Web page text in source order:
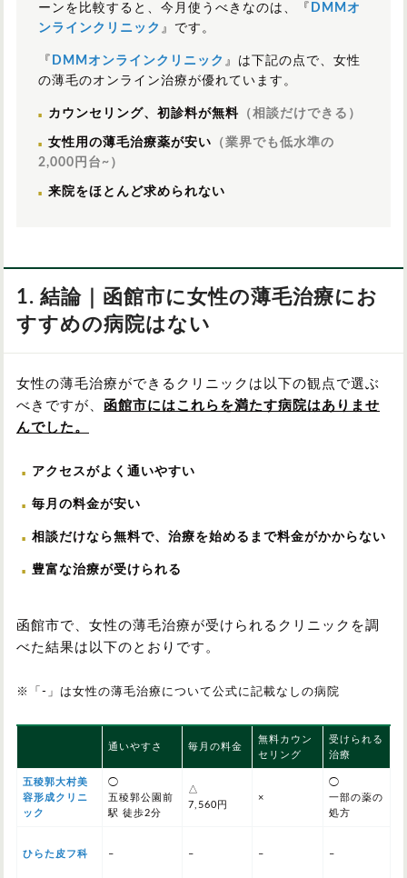
ーンを比較すると、今月使うべきなのは、『 DMMオ
ンラインクリニック 』です。
『 DMMオンラインクリニック 』は下記の点で、女性
の薄毛のオンライン治療が優れています。
カウンセリング、初診料が無料 （相談だけできる）
女性用の薄毛治療薬が安い （業界でも低水準の
2,000円台~）
来院をほとんど求められない
1. 結論｜函館市に女性の薄毛治療にお
すすめの病院はない
女性の薄毛治療ができるクリニックは以下の観点で選ぶ
べきですが、 函館市にはこれらを満たす病院はありませ
んでした。
アクセスがよく通いやすい
毎月の料金が安い
相談だけなら無料で、治療を始めるまで料金がかからない
豊富な治療が受けられる
函館市で、女性の薄毛治療が受けられるクリニックを調
べた結果は以下のとおりです。
※「-」は女性の薄毛治療について公式に記載なしの病院
通いやすさ 毎月の料金
無料カウン
セリング
受けられる
治療
五稜郭大村美
容形成クリニ
ック
◯
五稜郭公園前
駅 徒歩2分
△
7,560円
×
◯
一部の薬の
処方
ひらた皮フ科 – – – –